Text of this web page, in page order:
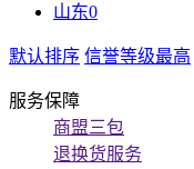
山东0
默认排序 信誉等级最高
服务保障
商盟三包
退换货服务